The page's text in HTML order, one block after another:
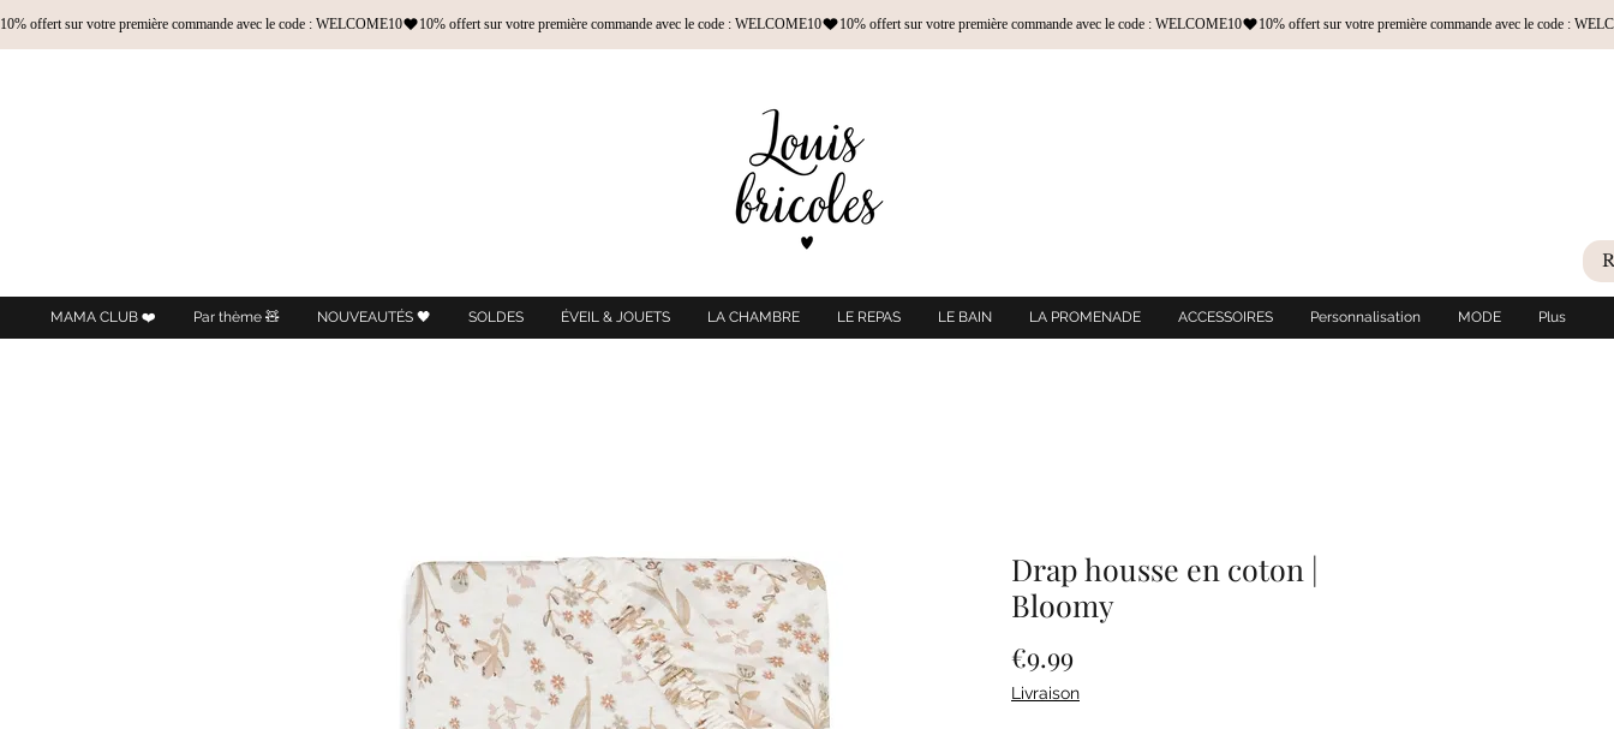
10% offert sur votre première commande avec le code : WELCOME10
MAMA CLUB ❤️ Par thème 🧸 NOUVEAUTÉS 🖤 SOLDES ÉVEIL & JOUETS LA CHAMBRE LE REPAS LE BAIN LA PROMENADE ACCESSOIRES Personnalisation MODE Plus
Drap housse en coton |
Bloomy
€9.99Price
Livraison